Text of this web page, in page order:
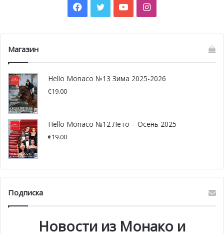
будущего самого высокого здания Mareterra — Le
Renzo. Далее весь район был поделен в соответствии с
размером и сложностью возводимых конструкций,
после чего работа закипела и новые здания начали
Инаугурация района Маретерра 2024 ©Direction de la
Facebook
TwitterYouTubeInstagram
Магазин
Hello Monaco №13 Зима 2025-2026
€19.00
Hello Monaco №12 Лето – Осень 2025
€19.00
Подписка
Новости из Монако и